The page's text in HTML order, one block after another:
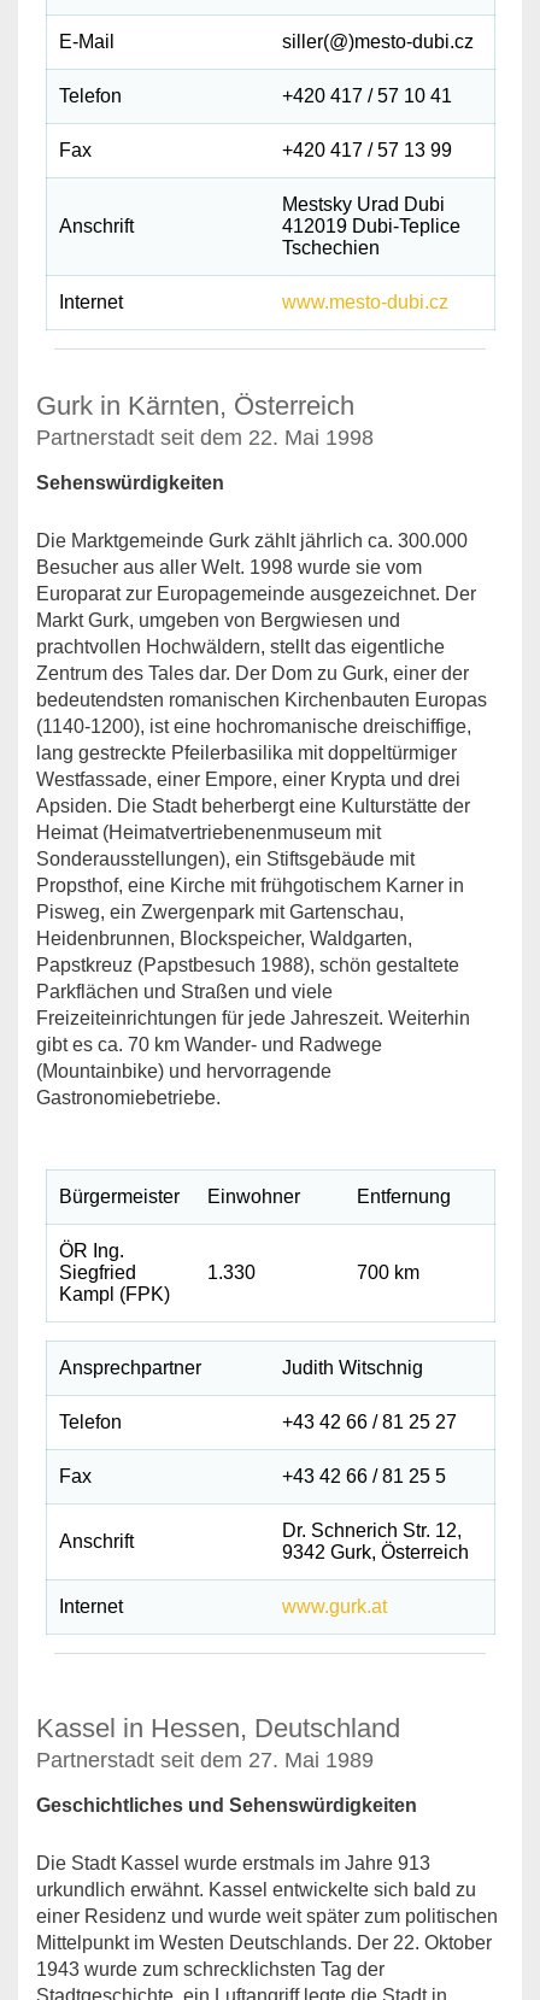
E-Mail siller(@)mesto-dubi.cz
Telefon +420 417 / 57 10 41
Fax +420 417 / 57 13 99
Anschrift
Mestsky Urad Dubi
412019 Dubi-Teplice
Tschechien
Internet www.mesto-dubi.cz
Gurk in Kärnten, Österreich
Partnerstadt seit dem 22. Mai 1998
Sehenswürdigkeiten
Die Marktgemeinde Gurk zählt jährlich ca. 300.000
Besucher aus aller Welt. 1998 wurde sie vom
Europarat zur Europagemeinde ausgezeichnet. Der
Markt Gurk, umgeben von Bergwiesen und
prachtvollen Hochwäldern, stellt das eigentliche
Zentrum des Tales dar. Der Dom zu Gurk, einer der
bedeutendsten romanischen Kirchenbauten Europas
(1140-1200), ist eine hochromanische dreischiffige,
lang gestreckte Pfeilerbasilika mit doppeltürmiger
Westfassade, einer Empore, einer Krypta und drei
Apsiden. Die Stadt beherbergt eine Kulturstätte der
Heimat (Heimatvertriebenenmuseum mit
Sonderausstellungen), ein Stiftsgebäude mit
Propsthof, eine Kirche mit frühgotischem Karner in
Pisweg, ein Zwergenpark mit Gartenschau,
Heidenbrunnen, Blockspeicher, Waldgarten,
Papstkreuz (Papstbesuch 1988), schön gestaltete
Parkflächen und Straßen und viele
Freizeiteinrichtungen für jede Jahreszeit. Weiterhin
gibt es ca. 70 km Wander- und Radwege
(Mountainbike) und hervorragende
Gastronomiebetriebe.
Bürgermeister Einwohner Entfernung
ÖR Ing.
Siegfried
Kampl (FPK)
1.330 700 km
Ansprechpartner Judith Witschnig
Telefon +43 42 66 / 81 25 27
Fax +43 42 66 / 81 25 5
Anschrift
Dr. Schnerich Str. 12,
9342 Gurk, Österreich
Internet www.gurk.at
Kassel in Hessen, Deutschland
Partnerstadt seit dem 27. Mai 1989
Geschichtliches und Sehenswürdigkeiten
Die Stadt Kassel wurde erstmals im Jahre 913
urkundlich erwähnt. Kassel entwickelte sich bald zu
einer Residenz und wurde weit später zum politischen
Mittelpunkt im Westen Deutschlands. Der 22. Oktober
1943 wurde zum schrecklichsten Tag der